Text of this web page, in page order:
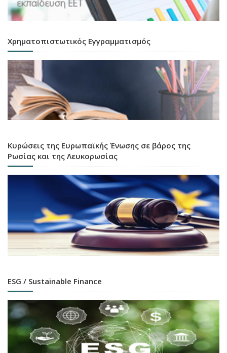
Χρηματοπιστωτικός Εγγραμματισμός
Κυρώσεις της Ευρωπαϊκής Ένωσης σε βάρος της
Ρωσίας και της Λευκορωσίας
ESG / Sustainable Finance